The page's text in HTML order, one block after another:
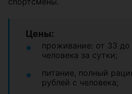
Цены:
проживание: от 33 до
человека за сутки;
питание, полный
рублей с человека;